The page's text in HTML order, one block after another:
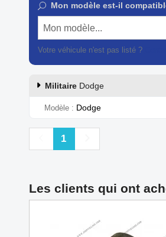
Mon modèle est-il
Mon modèle...
Votre véhicule n'est pas listé ?
Militaire Dodge
Modèle Dodge
Précédent
1
Les clients qui ont